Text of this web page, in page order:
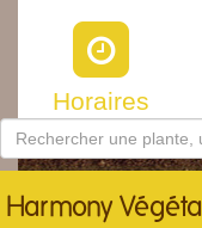
Horaires
Harmony Végétal